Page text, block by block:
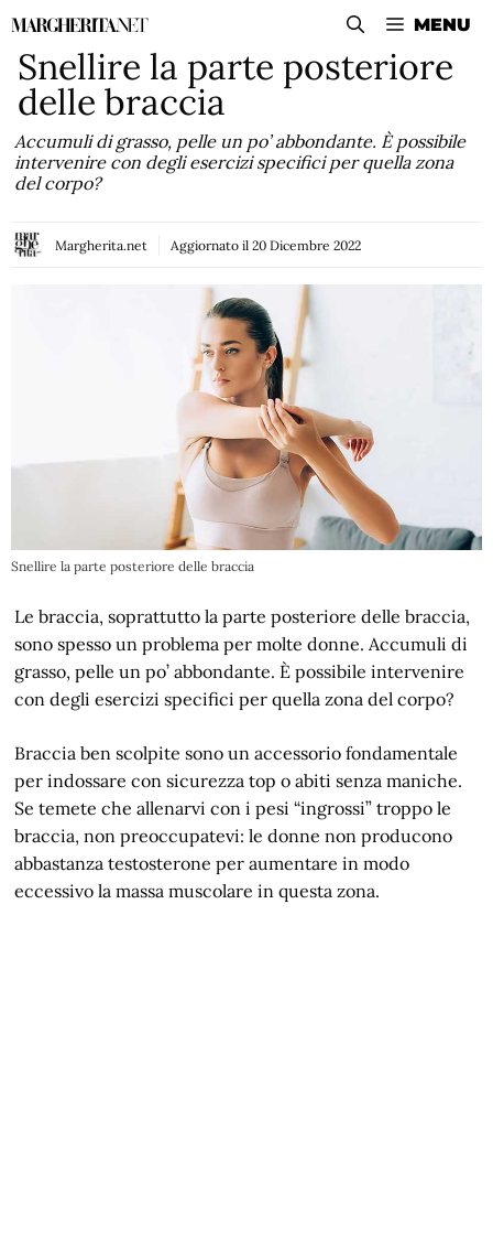
Vai
contenuto
MENU
Snellire la parte posteriore
delle braccia
Accumuli di grasso, pelle un po’ abbondante. È possibile
intervenire con degli esercizi specifici per quella zona
del corpo?
Margherita.net Aggiornato il 20 Dicembre 2022
Snellire la parte posteriore delle braccia
Le braccia, soprattutto la parte posteriore delle braccia,
sono spesso un problema per molte donne. Accumuli di
grasso, pelle un po’ abbondante. È possibile intervenire
con degli esercizi specifici per quella zona del corpo?
Braccia ben scolpite sono un accessorio fondamentale
per indossare con sicurezza top o abiti senza maniche.
Se temete che allenarvi con i pesi “ingrossi” troppo le
braccia, non preoccupatevi: le donne non producono
abbastanza testosterone per aumentare in modo
eccessivo la massa muscolare in questa zona.